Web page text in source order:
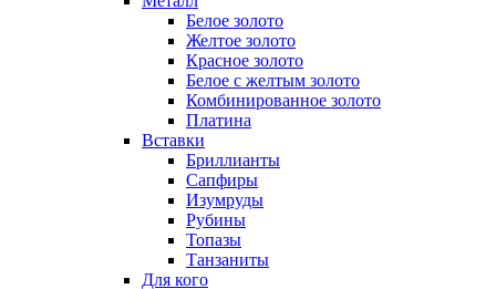
Белое золото
Желтое золото
Красное золото
Белое с желтым золото
Комбинированное золото
Платина
Вставки
Бриллианты
Сапфиры
Изумруды
Рубины
Топазы
Танзаниты
Для кого